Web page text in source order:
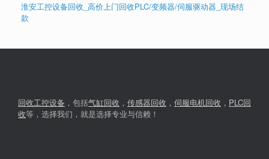
淮安工控设备回收_高价上门回收PLC/变频器/伺服驱动器_现场结
款
回收工控设备 ，包括气缸回收 ， 传感器回收 ， 伺服电机回收 ， PLC回
收等，选择我们，就是选择专业与信赖！